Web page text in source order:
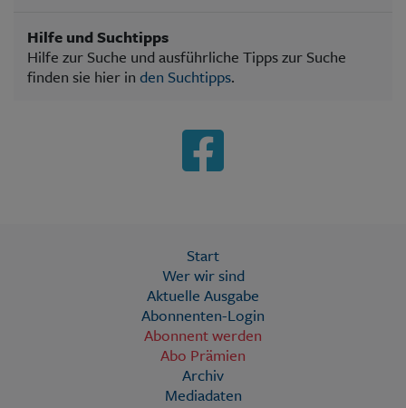
Hilfe und Suchtipps
Hilfe zur Suche und ausführliche Tipps zur Suche
finden sie hier in den Suchtipps.
Start
Wer wir sind
Aktuelle Ausgabe
Abonnenten-Login
Abonnent werden
Abo Prämien
Archiv
Mediadaten